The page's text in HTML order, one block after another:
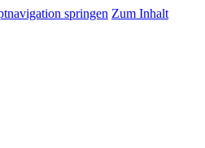
springen Zum Inhalt